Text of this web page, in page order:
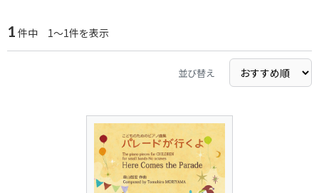
1 件中 1～1件を表示
並び替え